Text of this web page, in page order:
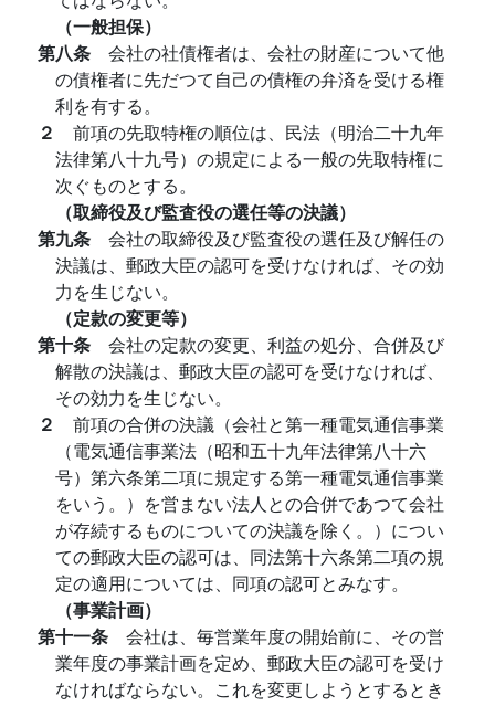
（一般担保）
第八条 会社の社債権者は、会社の財産について他
の債権者に先だつて自己の債権の弁済を受ける権
利を有する。
２ 前項の先取特権の順位は、民法（明治二十九年
法律第八十九号）の規定による一般の先取特権に
次ぐものとする。
（取締役及び監査役の選任等の決議）
第九条 会社の取締役及び監査役の選任及び解任の
決議は、郵政大臣の認可を受けなければ、その効
力を生じない。
（定款の変更等）
第十条 会社の定款の変更、利益の処分、合併及び
解散の決議は、郵政大臣の認可を受けなければ、
その効力を生じない。
２ 前項の合併の決議（会社と第一種電気通信事業
（電気通信事業法（昭和五十九年法律第八十六
号）第六条第二項に規定する第一種電気通信事業
をいう。）を営まない法人との合併であつて会社
が存続するものについての決議を除く。）につい
ての郵政大臣の認可は、同法第十六条第二項の規
定の適用については、同項の認可とみなす。
（事業計画）
第十一条 会社は、毎営業年度の開始前に、その営
業年度の事業計画を定め、郵政大臣の認可を受け
なければならない。これを変更しようとするとき